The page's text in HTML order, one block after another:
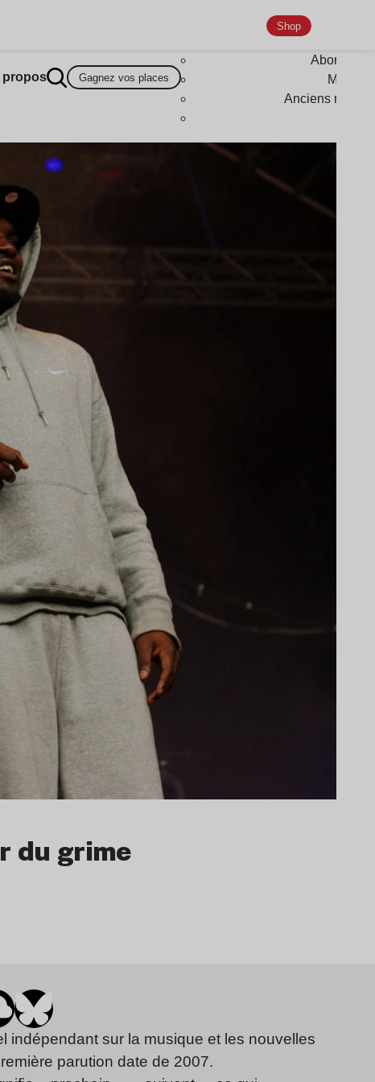
propos Gagnez vos places
Shop
Anciens
du grime
indépendant sur la musique et les nouvelles
parution date de 2007.